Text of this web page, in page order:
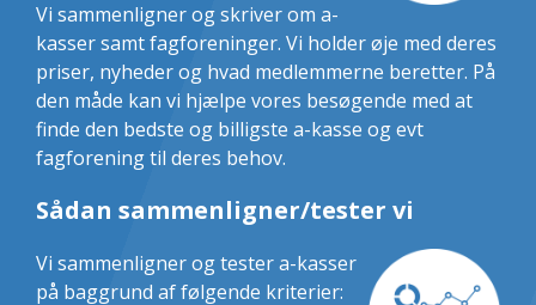
Vi sammenligner og skriver om a-
kasser samt fagforeninger. Vi holder øje med deres
priser, nyheder og hvad medlemmerne beretter. På
den måde kan vi hjælpe vores besøgende med at
finde den bedste og billigste a-kasse og evt
fagforening til deres behov.
Sådan sammenligner/tester vi
Vi sammenligner og tester a-kasser
på baggrund af følgende kriterier: